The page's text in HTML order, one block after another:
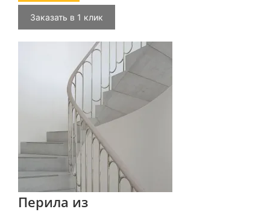
Заказать в 1 клик
Перила из